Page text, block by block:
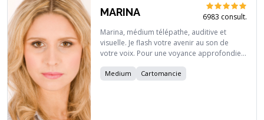
MARINA
6983 consult.
Marina, médium télépathe, auditive et
visuelle. Je flash votre avenir au son de
votre voix. Pour une voyance approfondie
pratique la cartomancie (oracle de
Medium Cartomancie